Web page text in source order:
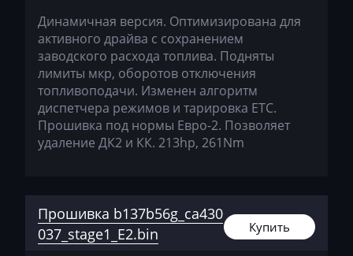
JMC
JohnDeere
Kaiyi
Kalmar
Kassbohrer
Keestrack
Kenworth
Динамичная версия. Оптимизирована для
активного драйва с сохранением
заводского расхода топлива. Подняты
лимиты мкр, оборотов отключения
топливоподачи. Изменен алгоритм
диспетчера режимов и тарировка ЕТС.
Прошивка под нормы Евро-2. Позволяет
удаление ДК2 и КК. 213hp, 261Nm
Прошивка b137b56g_ca430
037_stage1_E2.bin
Купить